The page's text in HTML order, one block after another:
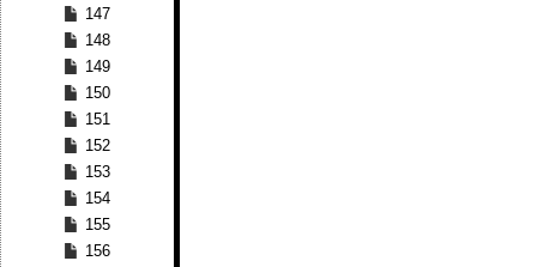
147
148
149
150
151
152
153
154
155
156